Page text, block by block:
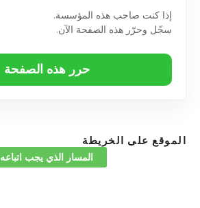
إذا كنت صاحب هذه المؤسسة.
سجّل وحرّر هذه الصفحة الآن.
حرر هذه الصفحة
الموقع على الخريطة
المسار الذي يجب اتباعه